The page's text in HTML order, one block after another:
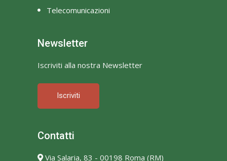
Telecomunicazioni
Newsletter
Iscriviti alla nostra Newsletter
Iscriviti
Contatti
Via Salaria, 83 - 00198 Roma (RM)